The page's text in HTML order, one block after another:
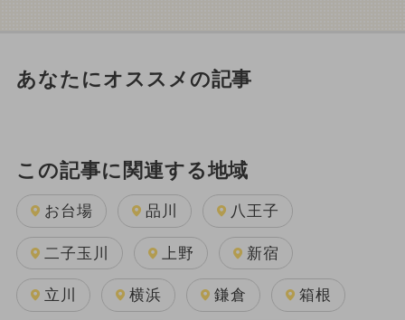
あなたにオススメの記事
この記事に関連する地域
お台場 品川 八王子
二子玉川 上野 新宿
立川 横浜 鎌倉 箱根